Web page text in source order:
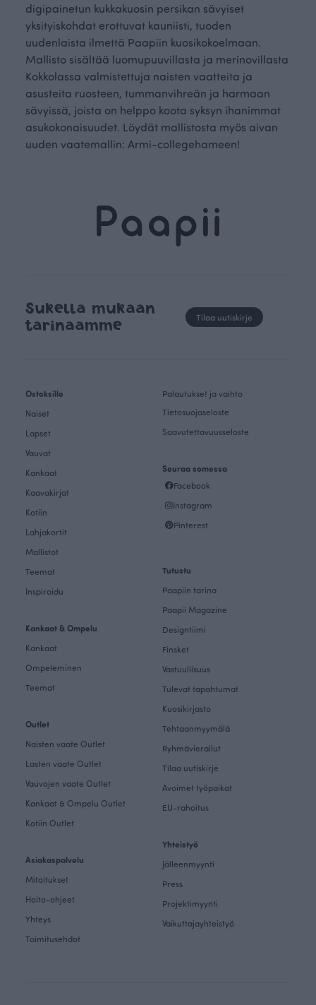
digipainetun kukkakuosin persikan sävyiset
yksityiskohdat erottuvat kauniisti, tuoden
uudenlaista ilmettä Paapiin kuosikokoelmaan.
Mallisto sisältää luomupuuvillasta ja merinovillasta
Kokkolassa valmistettuja naisten vaatteita ja
asusteita ruosteen, tummanvihreän ja harmaan
sävyissä, joista on helppo koota syksyn ihanimmat
asukokonaisuudet. Löydät mallistosta myös aivan
uuden vaatemallin: Armi-collegehameen!
Sukella mukaan
tarinaamme
Tilaa uutiskirje
Ostoksille
Naiset
Lapset
Vauvat
Kankaat
Kaavakirjat
Kotiin
Lahjakortit
Mallistot
Teemat
Inspiroidu
Kankaat & Ompelu
Kankaat
Ompeleminen
Teemat
Outlet
Naisten vaate Outlet
Lasten vaate Outlet
Vauvojen vaate Outlet
Kankaat & Ompelu Outlet
Kotiin Outlet
Asiakaspalvelu
Mitoitukset
Hoito-ohjeet
Yhteys
Toimitusehdot
Palautukset ja vaihto
Tietosuojaseloste
Saavutettavuusseloste
Seuraa somessa
Facebook
Instagram
Pinterest
Tutustu
Paapiin tarina
Paapii Magazine
Designtiimi
Finsket
Vastuullisuus
Tulevat tapahtumat
Kuosikirjasto
Tehtaanmyymälä
Ryhmävierailut
Tilaa uutiskirje
Avoimet työpaikat
EU-rahoitus
Yhteistyö
Jälleenmyynti
Press
Projektimyynti
Vaikuttajayhteistyö